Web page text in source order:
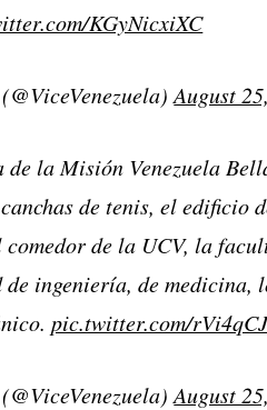
KGyNicxiXC
August
de la Misión Venezuela
de tenis, el edificio
de la UCV, la
ingeniería, de medicina,
pic.twitter.com/
August